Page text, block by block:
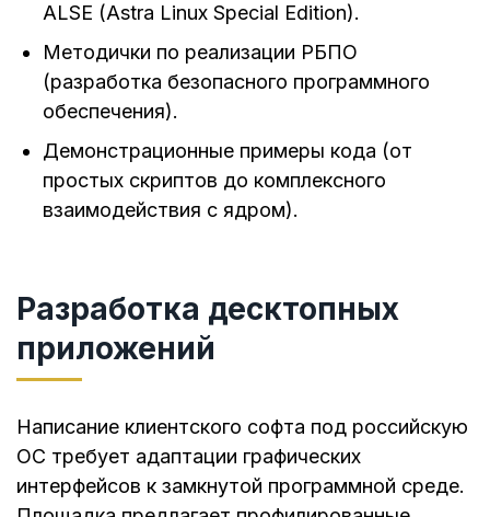
ALSE (Astra Linux Special Edition).
Методички по реализации РБПО
(разработка безопасного программного
обеспечения).
Демонстрационные примеры кода (от
простых скриптов до комплексного
взаимодействия с ядром).
Разработка десктопных
приложений
Написание клиентского софта под российскую
ОС требует адаптации графических
интерфейсов к замкнутой программной среде.